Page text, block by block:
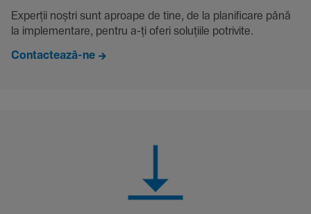
Experții noștri sunt aproape de tine, de la plani­fi­care până
la imple­men­tare, pentru a-ți oferi solu­țiile potri­vite.
Contactează-ne